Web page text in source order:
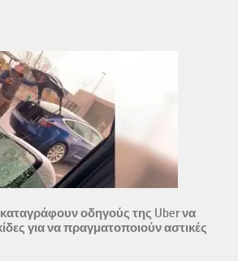
καταγράφουν οδηγούς της Uber να
για να πραγματοποιούν αστικές